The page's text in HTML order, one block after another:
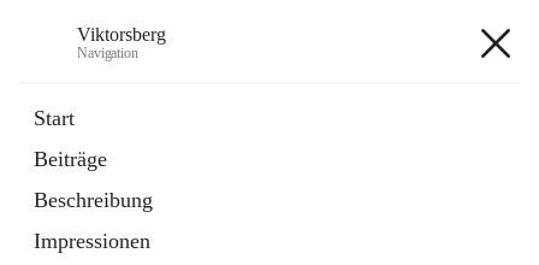
Viktorsberg
Navigation
Start
Beiträge
Beschreibung
Impressionen
1 Schnellzugriff
Bürgerservice